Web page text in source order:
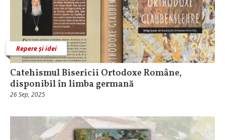
Repere și idei
Catehismul Bisericii Ortodoxe Române,
disponibil în limba germană
26 Sep, 2025